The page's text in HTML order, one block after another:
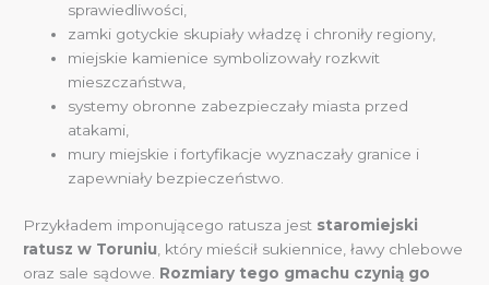
sprawiedliwości,
zamki gotyckie skupiały władzę i chroniły regiony,
miejskie kamienice symbolizowały rozkwit
mieszczaństwa,
systemy obronne zabezpieczały miasta przed
atakami,
mury miejskie i fortyfikacje wyznaczały granice i
zapewniały bezpieczeństwo.
Przykładem imponującego ratusza jest staromiejski
ratusz w Toruniu , który mieścił sukiennice, ławy chlebowe
oraz sale sądowe. Rozmiary tego gmachu czynią go